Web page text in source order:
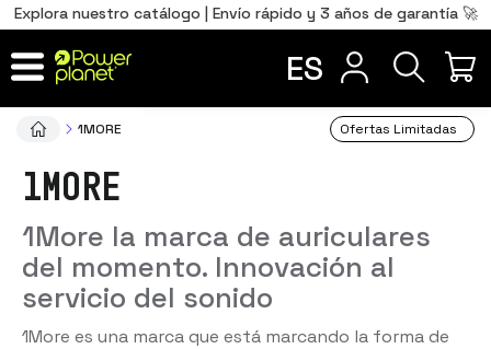
Explora nuestro catálogo | Envío rápido y 3 años de garantía 🚀
ES
1MORE Ofertas Limitadas
1MORE
1More la marca de auriculares
del momento. Innovación al
servicio del sonido
1More es una marca que está marcando la forma de
usb tipo c Total 0,00€
IR AL CARRITO
Português
PT
FR